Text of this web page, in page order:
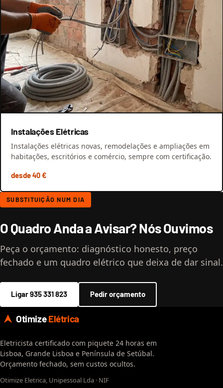
Instalações Elétricas
Instalações elétricas novas, remodelações e ampliações em
habitações, escritórios e comércio, sempre com certificação.
desde 40 €
SUBSTITUIÇÃO NUM DIA
O Quadro Anda a Avisar? Nós Ouvimos
Peça o orçamento: diagnóstico honesto, preço
fechado e um quadro elétrico que deixa de dar sinal.
Ligar 935 331 823 Pedir orçamento
OtimizeElétrica
Eletricista certificado com piquete 24 horas em
Lisboa, Grande Lisboa e Península de Setúbal.
Orçamento fechado, sem custos ocultos.
Otimize Eletrica, Unipessoal Lda · NIF